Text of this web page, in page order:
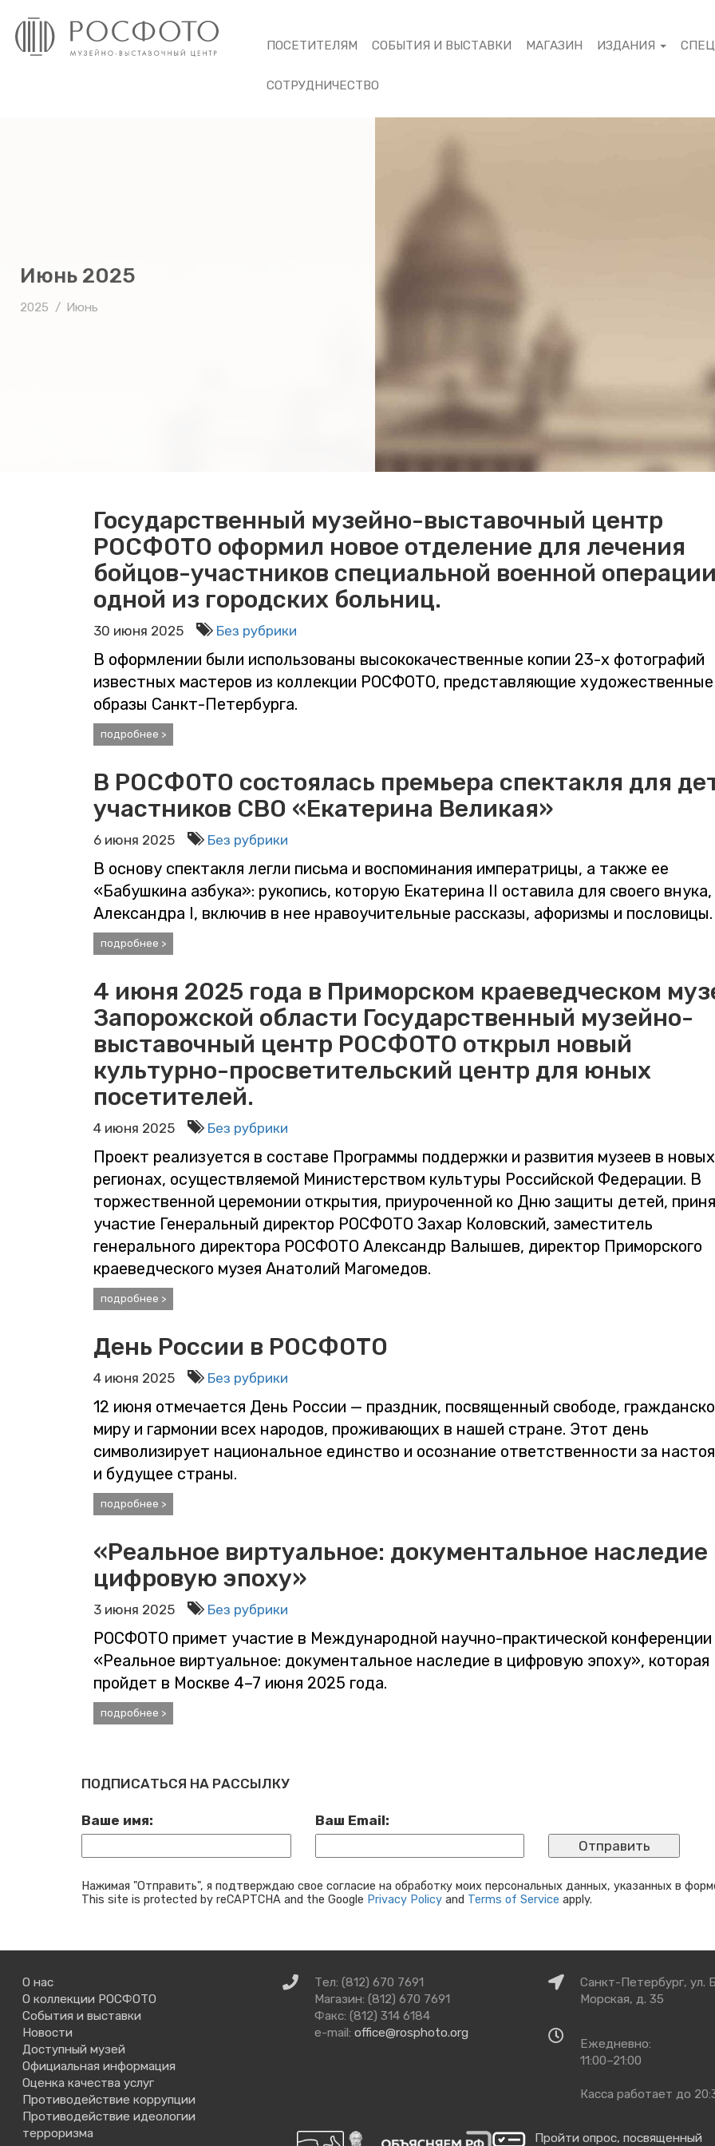
ПОСЕТИТЕЛЯМ СОБЫТИЯ И ВЫСТАВКИ МАГАЗИН ИЗДАНИЯ
СОТРУДНИЧЕСТВО
Июнь 2025
2025 Июнь
Государственный музейно-выставочный центр
РОСФОТО оформил новое отделение для лечения
бойцов-участников специальной военной
одной из городских больниц.
30 июня 2025 Без рубрики
В оформлении были использованы высококачественные копии 23-х фотографий
известных мастеров из коллекции РОСФОТО, представляющие художественные
образы Санкт-Петербурга.
подробнее >
В РОСФОТО состоялась премьера спектакля для
участников СВО «Екатерина Великая»
6 июня 2025 Без рубрики
В основу спектакля легли письма и воспоминания императрицы, а также ее
«Бабушкина азбука»: рукопись, которую Екатерина II оставила для своего внука,
Александра I, включив в нее нравоучительные рассказы, афоризмы и пословицы.
подробнее >
4 июня 2025 года в Приморском краеведческом
Запорожской области Государственный музейно-
выставочный центр РОСФОТО открыл новый
культурно-просветительский центр для юных
посетителей.
4 июня 2025 Без рубрики
Проект реализуется в составе Программы поддержки и развития музеев в новых
регионах, осуществляемой Министерством культуры Российской Федерации. В
торжественной церемонии открытия, приуроченной ко Дню защиты детей,
участие Генеральный директор РОСФОТО Захар Коловский, заместитель
генерального директора РОСФОТО Александр Валышев, директор Приморского
краеведческого музея Анатолий Магомедов.
подробнее >
День России в РОСФОТО
4 июня 2025 Без рубрики
12 июня отмечается День России — праздник, посвященный свободе,
миру и гармонии всех народов, проживающих в нашей стране. Этот день
символизирует национальное единство и осознание ответственности за
и будущее страны.
подробнее >
«Реальное виртуальное: документальное наследие
цифровую эпоху»
3 июня 2025 Без рубрики
РОСФОТО примет участие в Международной научно-практической конференции
«Реальное виртуальное: документальное наследие в цифровую эпоху», которая
пройдет в Москве 4–7 июня 2025 года.
подробнее >
ПОДПИСАТЬСЯ НА РАССЫЛКУ
Ваше имя: Ваш Email:
Нажимая "Отправить", я подтверждаю свое согласие на обработку моих персональных данных, указанных в
This site is protected by reCAPTCHA and the Google Privacy Policy and Terms of Service apply.
О нас
О коллекции РОСФОТО
События и выставки
Новости
Доступный музей
Официальная информация
Оценка качества услуг
Противодействие коррупции
Противодействие идеологии
терроризма
Связаться
нами
Тел: (812) 670 7691
Магазин: (812) 670 7691
Факс: (812) 314 6184
e-mail: office@rosphoto.org
Как
добраться
Санкт-Петербург, ул.
Морская, д. 35
работы
Ежедневно:
11:00–21:00
Касса работает до
Пройти опрос, посвященный